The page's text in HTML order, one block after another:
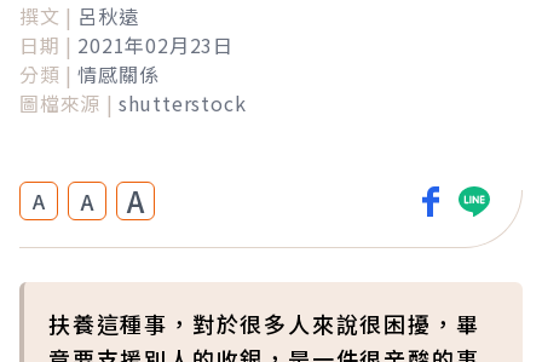
撰文 | 呂秋遠
日期 | 2021年02月23日
分類 | 情感關係
圖檔來源 | shutterstock
A A A
扶養這種事，對於很多人來說很困擾，畢